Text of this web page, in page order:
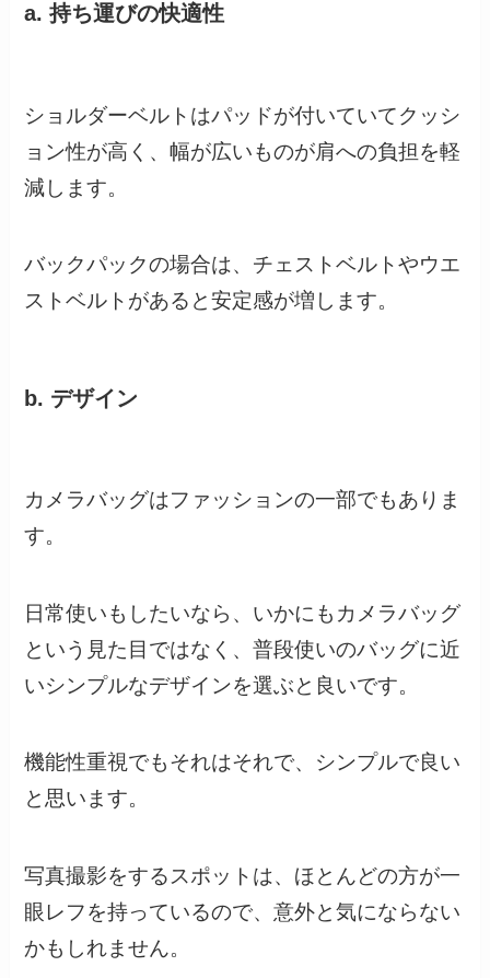
a. 持ち運びの快適性
ショルダーベルトはパッドが付いていてクッシ
ョン性が高く、幅が広いものが肩への負担を軽
減します。
バックパックの場合は、チェストベルトやウエ
ストベルトがあると安定感が増します。
b. デザイン
カメラバッグはファッションの一部でもありま
す。
日常使いもしたいなら、いかにもカメラバッグ
という見た目ではなく、普段使いのバッグに近
いシンプルなデザインを選ぶと良いです。
機能性重視でもそれはそれで、シンプルで良い
と思います。
写真撮影をするスポットは、ほとんどの方が一
眼レフを持っているので、意外と気にならない
かもしれません。